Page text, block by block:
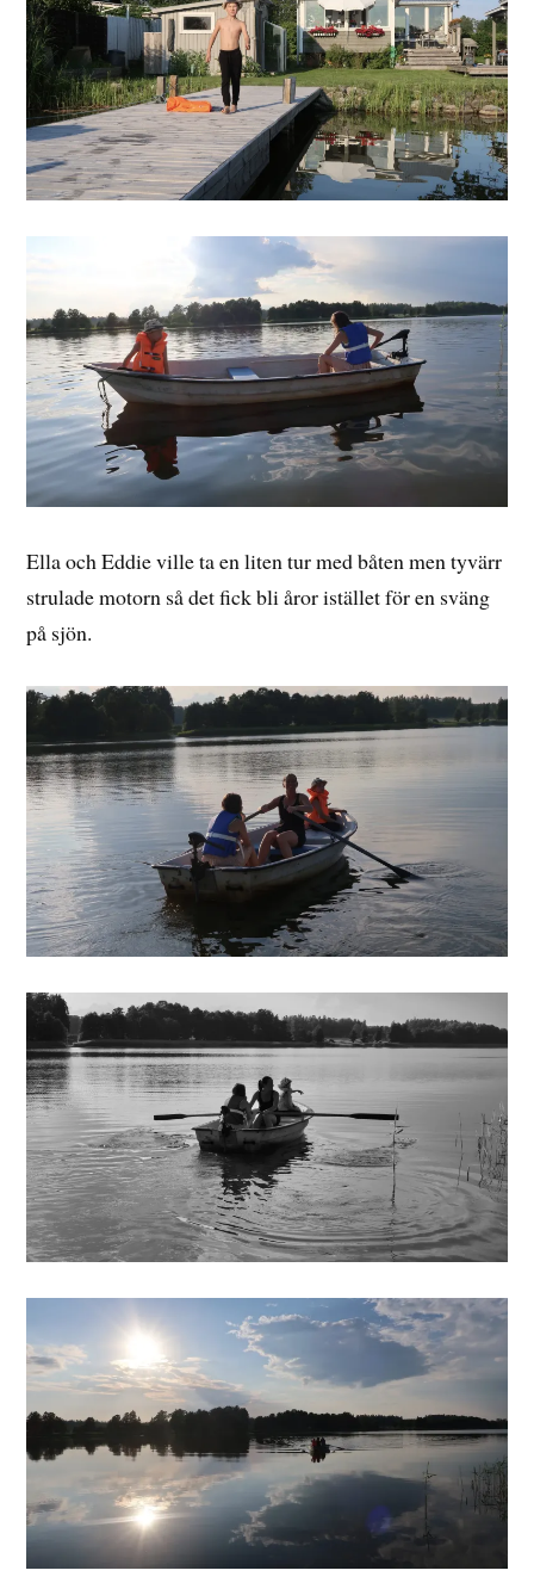
Ella och Eddie ville ta en liten tur med båten men tyvärr
strulade motorn så det fick bli åror istället för en sväng
på sjön.